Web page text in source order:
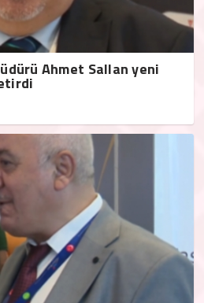
Ahmet Sallan yeni